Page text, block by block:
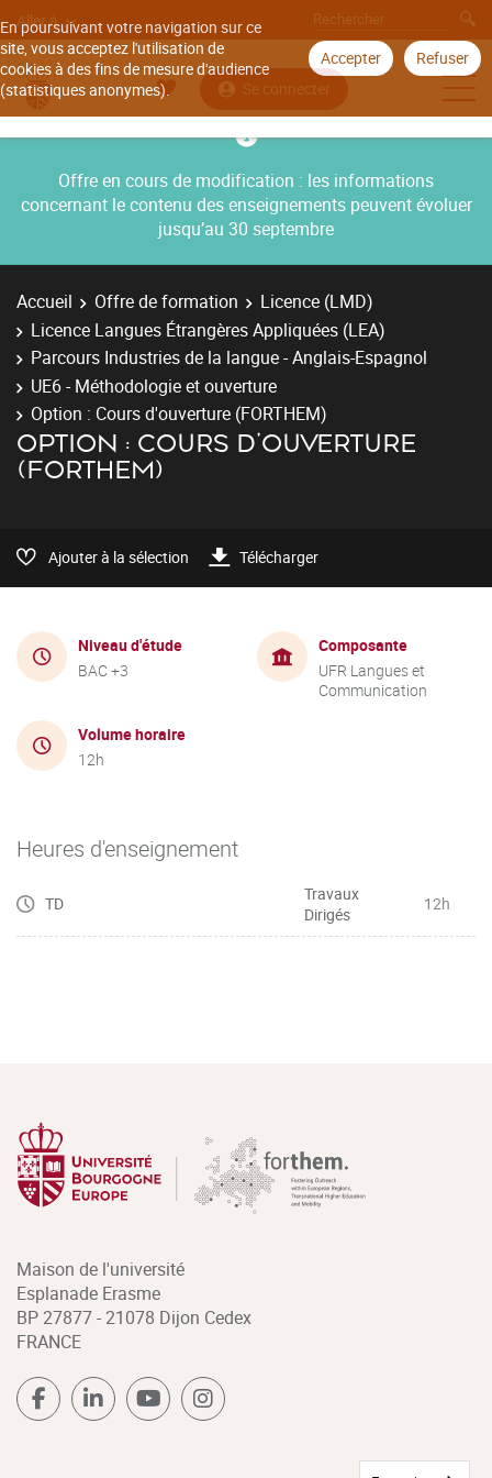
En poursuivant votre navigation sur ce
site, vous acceptez l'utilisation de
cookies à des fins de mesure d'audience
(statistiques anonymes).
Accepter Refuser
Aller à
Se connecter
Offre en cours de modification : les informations
concernant le contenu des enseignements peuvent évoluer
jusqu’au 30 septembre
Accueil Offre de formation
Licence (LMD)
Licence Langues Étrangères Appliquées (LEA)
Parcours Industries de la langue - Anglais-Espagnol
UE6 - Méthodologie et ouverture
Option : Cours d'ouverture (FORTHEM)
OPTION : COURS D'OUVERTURE
(FORTHEM)
Ajouter à la sélection Télécharger
Niveau d'étude
BAC +3
Composante
UFR Langues et
Communication
Volume horaire
12h
Heures d'enseignement
TD
Travaux
Dirigés
12h
Maison de l'université
Esplanade Erasme
BP 27877 - 21078 Dijon Cedex
FRANCE